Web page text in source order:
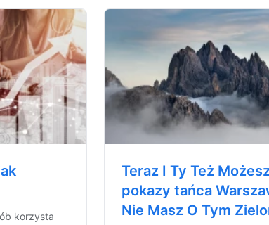
korzysta
Teraz I Ty Też
pokazy tańca
Nie Masz O Tym